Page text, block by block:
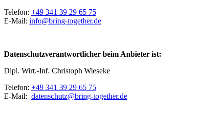
Telefon: +49 341 39 29 65 75
E-Mail: info@bring-together.de
Datenschutzverantwortlicher beim Anbieter ist:
Dipl. Wirt.-Inf. Christoph Wieseke
Telefon: +49 341 39 29 65 75
E-Mail: datenschutz@bring-together.de